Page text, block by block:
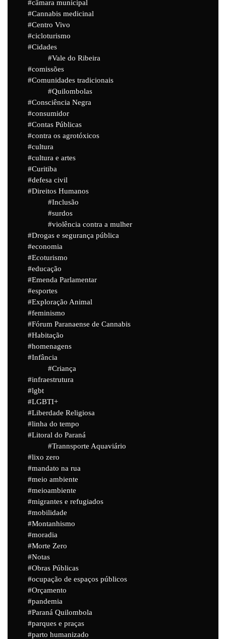
câmara municipal
Cannabis medicinal
Centro Vivo
cicloturismo
Cidades
Vale do Ribeira
comissões
Comunidades tradicionais
Quilombolas
Consciência Negra
consumidor
Contas Públicas
contra os agrotóxicos
cultura
cultura e artes
Curitiba
defesa civil
Direitos Humanos
Inclusão
surdos
violência contra a mulher
Drogas e segurança pública
economia
Ecoturismo
educação
Emenda Parlamentar
esportes
Exploração Animal
feminismo
Fórum Paranaense de Cannabis
Habitação
homenagens
Infância
Criança
infraestrutura
lgbt
LGBTI+
Liberdade Religiosa
linha do tempo
Litoral do Paraná
Trannsporte Aquaviário
lixo zero
mandato na rua
meio ambiente
meioambiente
migrantes e refugiados
mobilidade
Montanhismo
moradia
Morte Zero
Notas
Obras Públicas
ocupação de espaços públicos
Orçamento
pandemia
Paraná Quilombola
parques e praças
parto humanizado